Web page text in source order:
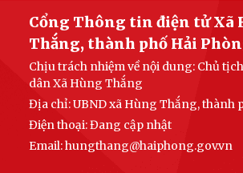
HĐND xã Hùng Thắng thông qua Nghị quyết về
các thôn trên địa bàn xã
HĐND xã Hùng Thắng giám sát việc thực hiện
công tác phòng cháy, chữa cháy
Hùng Thắng triển khai làm việc với các thôn về
sự cán bộ không chuyên trách...
LIÊN KẾT WEB SITE
THỐNG KÊ TRUY CẬP